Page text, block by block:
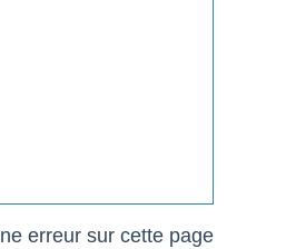
erreur sur cette page